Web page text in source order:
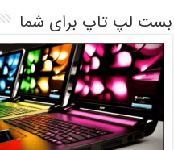
بست لپ تاپ برای شما